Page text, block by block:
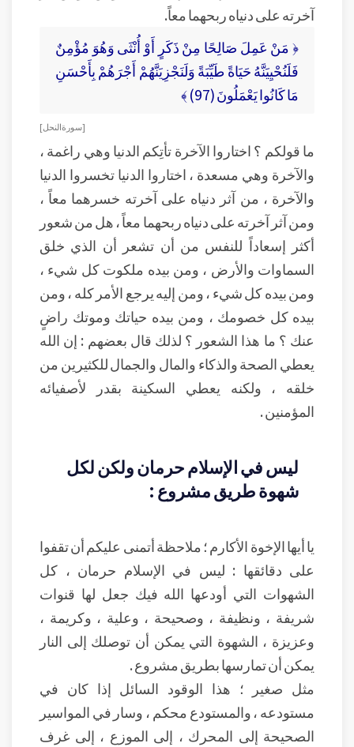
آخرته على دنياه ربحهما معاً.
﴿ مَنْ عَمِلَ صَالِحًا مِنْ ذَكَرٍ أَوْ أُنْثَى وَهُوَ مُؤْمِنٌ
فَلَنُحْيِيَنَّهُ حَيَاةً طَيِّبَةً وَلَنَجْزِيَنَّهُمْ أَجْرَهُمْ بِأَحْسَنِ
مَا كَانُوا يَعْمَلُونَ (97) ﴾
[ سورة النحل ]
ما قولكم ؟ اختاروا الآخرة تأتِكم الدنيا وهي راغمة ،
والآخرة وهي مسعدة ، اختاروا الدنيا تخسروا الدنيا
والآخرة ، من آثر دنياه على آخرته خسرهما معاً ،
ومن آثر آخرته على دنياه ربحهما معاً ، هل من شعور
أكثر إسعاداً للنفس من أن تشعر أن الذي خلق
السماوات والأرض ، ومن بيده ملكوت كل شيء ،
ومن بيده كل شيء ، ومن إليه يرجع الأمر كله ، ومن
بيده كل خصومك ، ومن بيده حياتك وموتك راضٍ
عنك ؟ ما هذا الشعور ؟ لذلك قال بعضهم : إن الله
يعطي الصحة والذكاء والمال والجمال للكثيرين من
خلقه ، ولكنه يعطي السكينة بقدر لأصفيائه
المؤمنين .
ليس في الإسلام حرمان ولكن لكل
شهوة طريق مشروع :
يا أيها الإخوة الأكارم ؛ ملاحظة أتمنى عليكم أن تقفوا
على دقائقها : ليس في الإسلام حرمان ، كل
الشهوات التي أودعها الله فيك جعل لها قنوات
شريفة ، ونظيفة ، وصحيحة ، وعلية ، وكريمة ،
وعزيزة ، الشهوة التي يمكن أن توصلك إلى النار
يمكن أن تمارسها بطريق مشروع .
مثل صغير ؛ هذا الوقود السائل إذا كان في
مستودعه ، والمستودع محكم ، وسار في المواسير
الصحيحة إلى المحرك ، إلى الموزع ، إلى غرف